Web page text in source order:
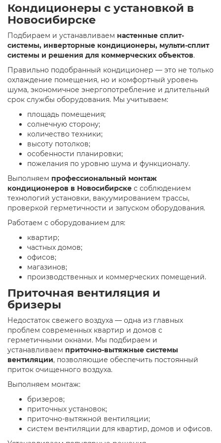
Кондиционеры с установкой в
Новосибирске
Подбираем и устанавливаем настенные сплит-
системы, инверторные кондиционеры, мульти-сплит
системы и решения для коммерческих объектов.
Правильно подобранный кондиционер — это не только
охлаждение помещения, но и комфортный уровень
шума, экономичное энергопотребление и длительный
срок службы оборудования. Мы учитываем:
площадь помещения;
солнечную сторону;
количество техники;
высоту потолков;
особенности планировки;
пожелания по уровню шума и функционалу.
Выполняем профессиональный монтаж
кондиционеров в Новосибирске с соблюдением
технологий установки, вакуумированием трассы,
проверкой герметичности и запуском оборудования.
Работаем с оборудованием для:
квартир;
частных домов;
офисов;
магазинов;
производственных и коммерческих помещений.
Приточная вентиляция и
бризеры
Недостаток свежего воздуха — одна из главных
проблем современных квартир и домов с
герметичными окнами. Мы подбираем и
устанавливаем приточно-вытяжные системы
вентиляции, позволяющие обеспечить постоянный
приток очищенного воздуха.
Выполняем монтаж:
бризеров;
приточных установок;
приточно-вытяжной вентиляции;
систем вентиляции для квартир, домов и офисов.